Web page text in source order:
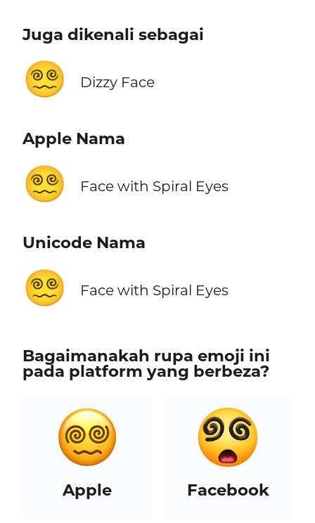
Juga dikenali sebagai
😵‍💫 Dizzy Face
Apple Nama
😵‍💫 Face with Spiral Eyes
Unicode Nama
😵‍💫 Face with Spiral Eyes
Bagaimanakah rupa emoji ini
pada platform yang berbeza?
Apple Facebook